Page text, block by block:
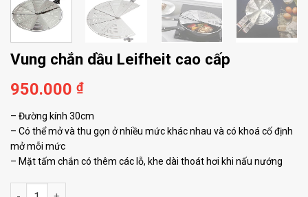
Vung chắn dầu Leifheit cao cấp
950.000 ₫
– Đường kính 30cm
– Có thể mở và thu gọn ở nhiều mức khác nhau và có khoá cố định
mở mỗi mức
– Mặt tấm chắn có thêm các lỗ, khe dài thoát hơi khi nấu nướng
Vung chắn dầu Leifheit cao cấp số lượng